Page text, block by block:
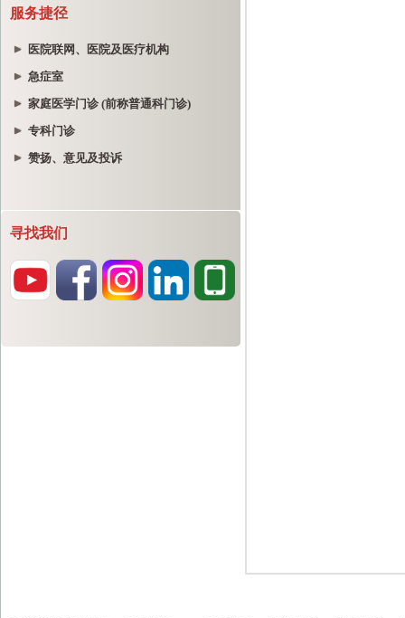
服务捷径
医院联网、医院及医疗机构
急症室
家庭医学门诊 (前称普通科门诊)
专科门诊
赞扬、意见及投诉
寻找我们